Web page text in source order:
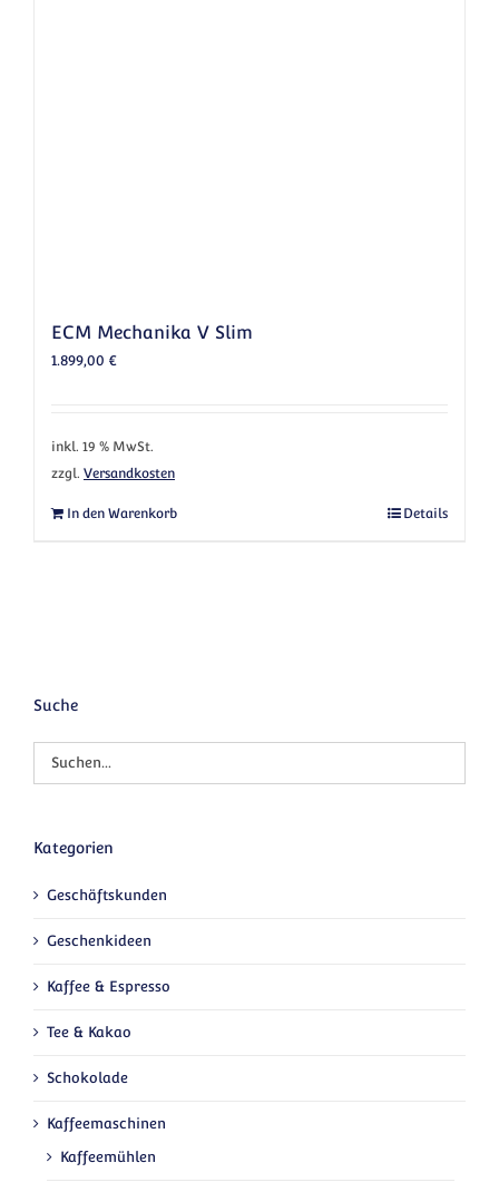
ECM Mechanika V Slim
1.899,00 €
inkl. 19 % MwSt.
zzgl. Versandkosten
In den Warenkorb Details
Suche
Kategorien
Geschäftskunden
Geschenkideen
Kaffee & Espresso
Tee & Kakao
Schokolade
Kaffeemaschinen
Kaffeemühlen